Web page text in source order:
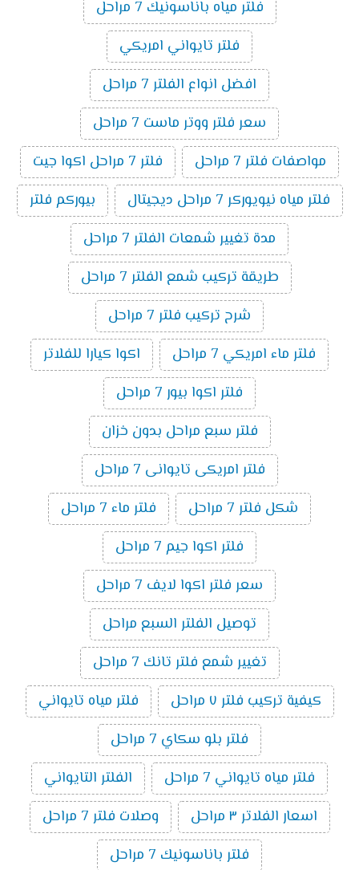
فلتر مياه باناسونيك 7 مراحل
فلتر تايواني امريكي
افضل انواع الفلتر 7 مراحل
سعر فلتر ووتر ماست 7 مراحل
مواصفات فلتر 7 مراحل
فلتر 7 مراحل اكوا جيت
فلتر مياه نيويوركر 7 مراحل ديجيتال
بيوركم فلتر
مدة تغيير شمعات الفلتر 7 مراحل
طريقة تركيب شمع الفلتر 7 مراحل
شرح تركيب فلتر 7 مراحل
فلتر ماء امريكي 7 مراحل
اكوا كيارا للفلاتر
فلتر اكوا بيور 7 مراحل
فلتر سبع مراحل بدون خزان
فلتر امريكى تايوانى 7 مراحل
شكل فلتر 7 مراحل
فلتر ماء 7 مراحل
فلتر اكوا جيم 7 مراحل
سعر فلتر اكوا لايف 7 مراحل
توصيل الفلتر السبع مراحل
تغيير شمع فلتر تانك 7 مراحل
كيفية تركيب فلتر ٧ مراحل
فلتر مياه تايواني
فلتر بلو سكاي 7 مراحل
فلتر مياه تايواني 7 مراحل
الفلتر التايواني
اسعار الفلاتر ٣ مراحل
وصلات فلتر 7 مراحل
فلتر باناسونيك 7 مراحل